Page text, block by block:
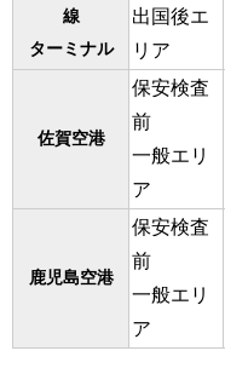
線
ターミナル
出国後エ
リア
佐賀空港
保安検査
前
一般エリ
ア
鹿児島空港
保安検査
前
一般エリ
ア